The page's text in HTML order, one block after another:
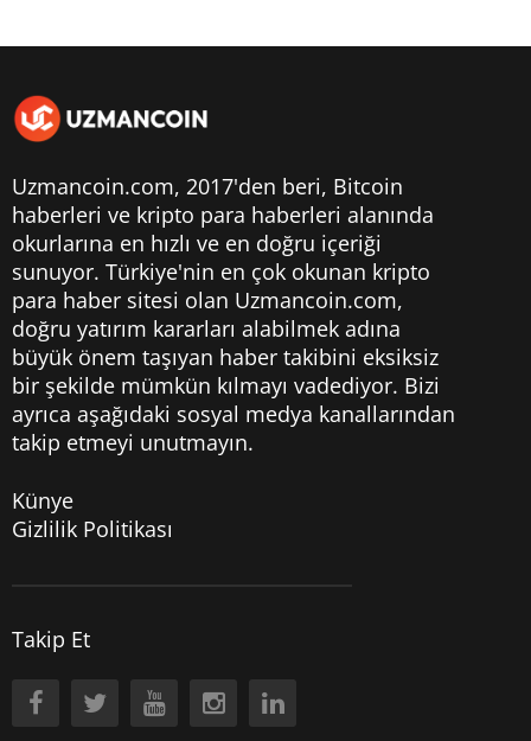
Uzmancoin.com, 2017'den beri, Bitcoin
haberleri ve kripto para haberleri alanında
okurlarına en hızlı ve en doğru içeriği
sunuyor. Türkiye'nin en çok okunan kripto
para haber sitesi olan Uzmancoin.com,
doğru yatırım kararları alabilmek adına
büyük önem taşıyan haber takibini eksiksiz
bir şekilde mümkün kılmayı vadediyor. Bizi
ayrıca aşağıdaki sosyal medya kanallarından
takip etmeyi unutmayın.
Künye
Gizlilik Politikası
Takip Et